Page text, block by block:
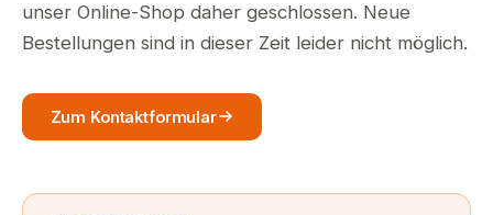
unser Online-Shop daher geschlossen. Neue
Bestellungen sind in dieser Zeit leider nicht möglich.
Zum Kontaktformular